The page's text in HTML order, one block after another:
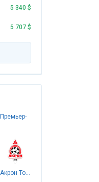
5 340 $
5 707 $
Акрон Тольятти